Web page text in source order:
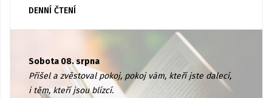
DENNÍ ČTENÍ
Sobota 08. srpna
Přišel a zvěstoval pokoj, pokoj vám, kteří jste dalecí,
i těm, kteří jsou blízcí.